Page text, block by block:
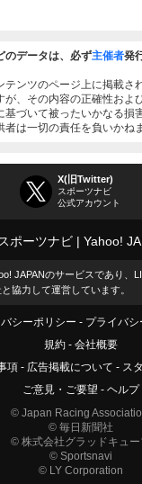
のデータは、必ず主催者発
テンツのページ上に掲載さ
が、その内容の正確性およ
基づいて被ったいかなる損
は一切の責任を負いかねま
X(旧Twitter)
スポーツナビ
公式アカウント
スポーツナビ Yahoo!
JAPANのサービスであり、
協力して運営しています。
シーポリシー
プライバ
規約
会社概要
項
広告掲載について
ス
ご意見・ご要望
ヘルプ
© Japan Racing
© 毎日新聞社
© 株式会社グラッドキュー
© Sportsnavi
© LY Corporation